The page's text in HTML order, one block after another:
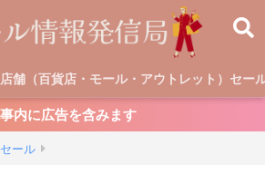
舗（百貨店・モール・アウトレット）セー
内に広告を含みます
ール